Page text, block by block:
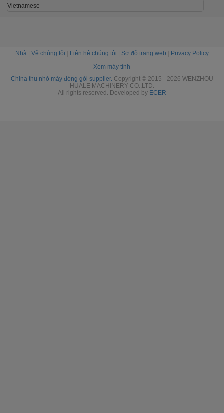
Vietnamese
Nhà| Về chúng tôi Liên hệ chúng tôi Sơ đồ trang web
Privacy Policy
Xem máy tính
China thu nhỏ máy đóng gói supplier. Copyright © 2015 - 2026 WENZHOU
HUALE MACHINERY CO.,LTD.
All rights reserved. Developed by ECER